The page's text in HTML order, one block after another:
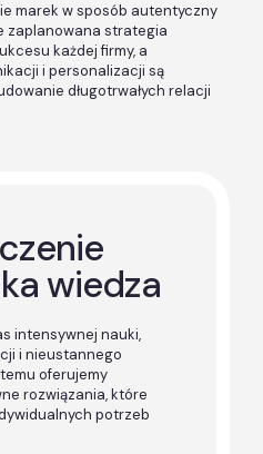
marek w sposób autentyczny
zaplanowana strategia
każdej firmy, a
i personalizacji są
długotrwałych relacji
wiedza
intensywnej nauki,
i nieustannego
oferujemy
rozwiązania, które
potrzeb